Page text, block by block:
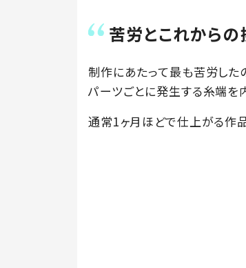
苦労とこれから
制作にあたって最も苦労した
パーツごとに発生する糸端を
通常1ヶ月ほどで仕上がる作